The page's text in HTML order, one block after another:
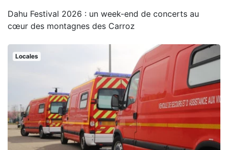
Dahu Festival 2026 : un week-end de concerts au
cœur des montagnes des Carroz
Locales